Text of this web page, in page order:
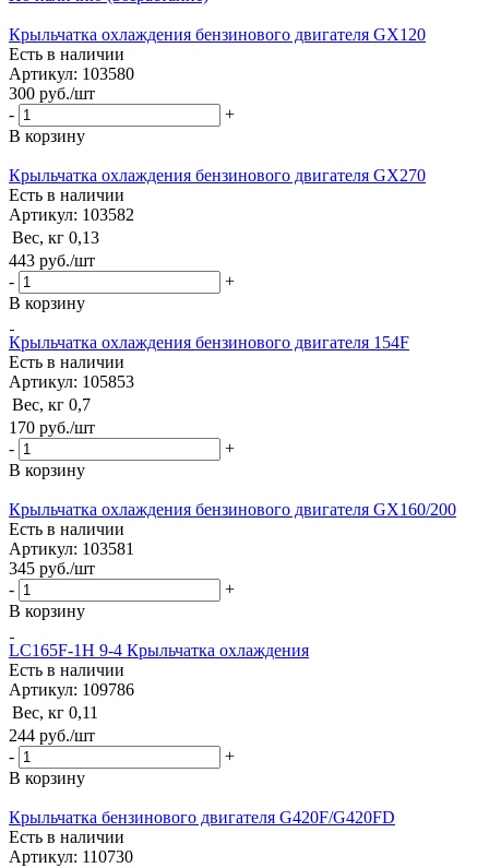
Крыльчатка охлаждения бензинового двигателя GX120
Есть в наличии
Артикул: 103580
300 руб./шт
-
+
В корзину
Крыльчатка охлаждения бензинового двигателя GX270
Есть в наличии
Артикул: 103582
Вес, кг 0,13
443 руб./шт
-
+
В корзину
Крыльчатка охлаждения бензинового двигателя 154F
Есть в наличии
Артикул: 105853
Вес, кг 0,7
170 руб./шт
-
+
В корзину
Крыльчатка охлаждения бензинового двигателя GX160/200
Есть в наличии
Артикул: 103581
345 руб./шт
-
+
В корзину
LC165F-1H 9-4 Крыльчатка охлаждения
Есть в наличии
Артикул: 109786
Вес, кг 0,11
244 руб./шт
-
+
В корзину
Крыльчатка бензинового двигателя G420F/G420FD
Есть в наличии
Артикул: 110730